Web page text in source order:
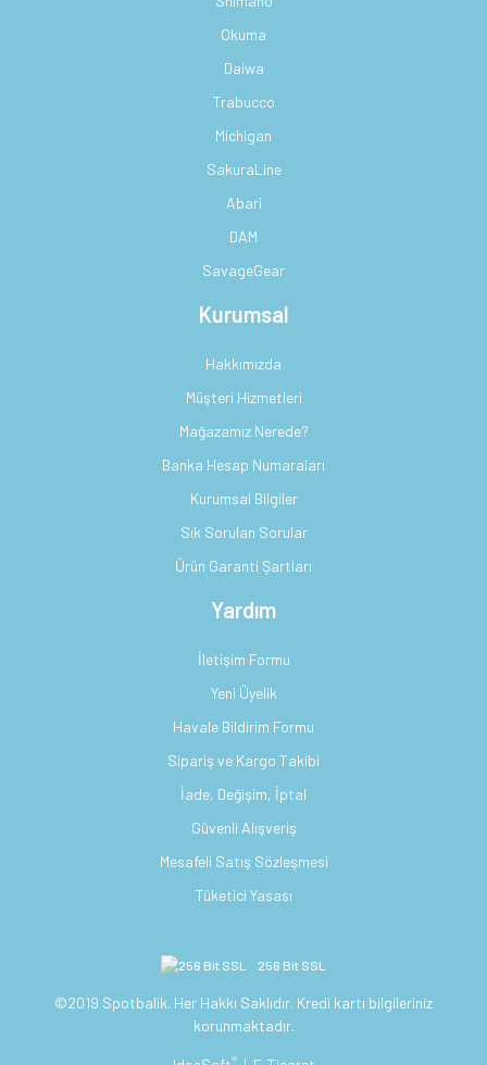
Okuma
Daiwa
Trabucco
Michigan
SakuraLine
Abari
DAM
SavageGear
Kurumsal
Hakkımızda
Müşteri Hizmetleri
Mağazamız Nerede?
Banka Hesap Numaraları
Kurumsal Bilgiler
Sık Sorulan Sorular
Ürün Garanti Şartları
Yardım
İletişim Formu
Yeni Üyelik
Havale Bildirim Formu
Sipariş ve Kargo Takibi
İade, Değişim, İptal
Güvenli Alışveriş
Mesafeli Satış Sözleşmesi
Tüketici Yasası
256 Bit SSL
©2019 Spotbalik. Her Hakkı Saklıdır. Kredi kartı bilgileriniz
korunmaktadır.
®